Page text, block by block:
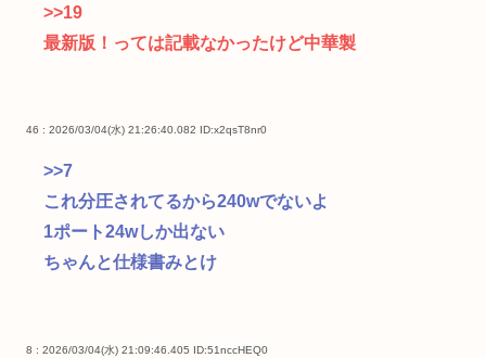
>>19
最新版！っては記載なかったけど中華製
46 : 2026/03/04(水) 21:26:40.082 ID:x2qsT8nr0
>>7
これ分圧されてるから240wでないよ
1ポート24wしか出ない
ちゃんと仕様書みとけ
8 : 2026/03/04(水) 21:09:46.405 ID:51nccHEQ0